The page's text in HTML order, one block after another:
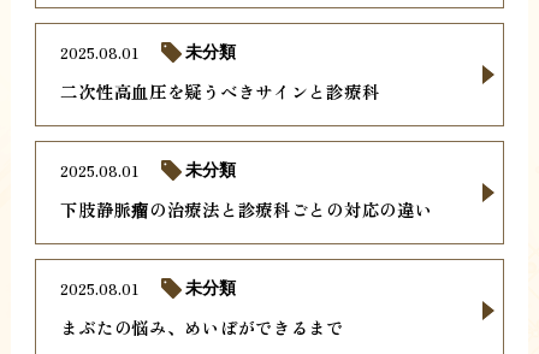
二次性高血圧を疑うべきサインと診療科
2025.08.01 未分類
下肢静脈瘤の治療法と診療科ごとの対応の違い
2025.08.01 未分類
まぶたの悩み、めいぼができるまで
2025.08.01 未分類